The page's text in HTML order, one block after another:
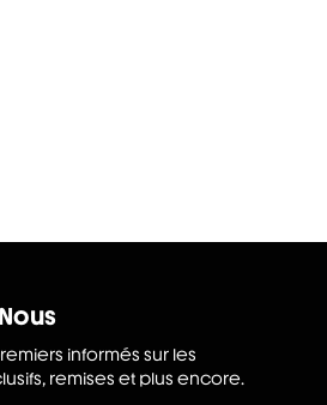
informés sur les
remises et plus encore.